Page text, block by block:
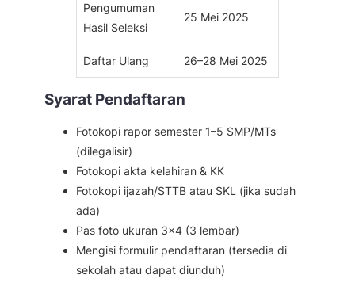
Pengumuman
Hasil Seleksi
25 Mei 2025
Daftar Ulang 26–28 Mei 2025
Syarat Pendaftaran
Fotokopi rapor semester 1–5 SMP/MTs
(dilegalisir)
Fotokopi akta kelahiran & KK
Fotokopi ijazah/STTB atau SKL (jika sudah
ada)
Pas foto ukuran 3×4 (3 lembar)
Mengisi formulir pendaftaran (tersedia di
sekolah atau dapat diunduh)